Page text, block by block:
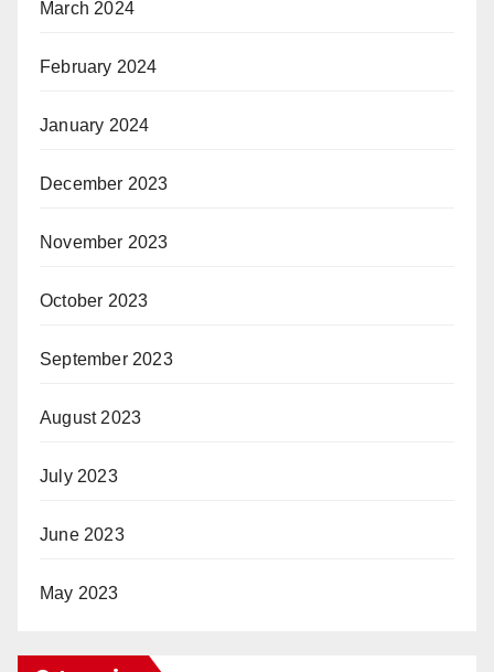
March 2024
February 2024
January 2024
December 2023
November 2023
October 2023
September 2023
August 2023
July 2023
June 2023
May 2023